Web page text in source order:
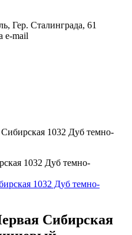
Гер. Сталинграда, 61
e-mail
1032 Дуб темно-
1032 Дуб темно-
Сибирская